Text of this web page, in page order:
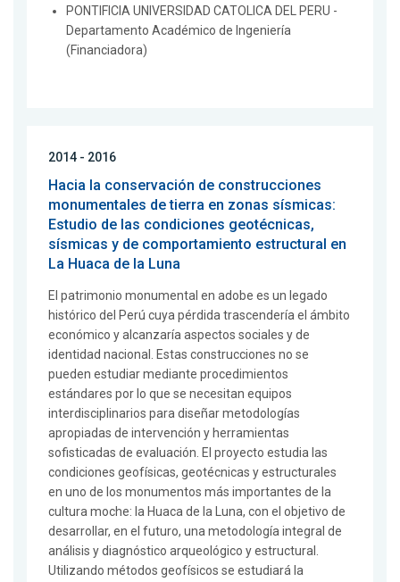
PONTIFICIA UNIVERSIDAD CATOLICA DEL PERU -
Departamento Académico de Ingeniería
(Financiadora)
2014 - 2016
Hacia la conservación de construcciones
monumentales de tierra en zonas sísmicas:
Estudio de las condiciones geotécnicas,
sísmicas y de comportamiento estructural en
La Huaca de la Luna
El patrimonio monumental en adobe es un legado
histórico del Perú cuya pérdida trascendería el ámbito
económico y alcanzaría aspectos sociales y de
identidad nacional. Estas construcciones no se
pueden estudiar mediante procedimientos
estándares por lo que se necesitan equipos
interdisciplinarios para diseñar metodologías
apropiadas de intervención y herramientas
sofisticadas de evaluación. El proyecto estudia las
condiciones geofísicas, geotécnicas y estructurales
en uno de los monumentos más importantes de la
cultura moche: la Huaca de la Luna, con el objetivo de
desarrollar, en el futuro, una metodología integral de
análisis y diagnóstico arqueológico y estructural.
Utilizando métodos geofísicos se estudiará la